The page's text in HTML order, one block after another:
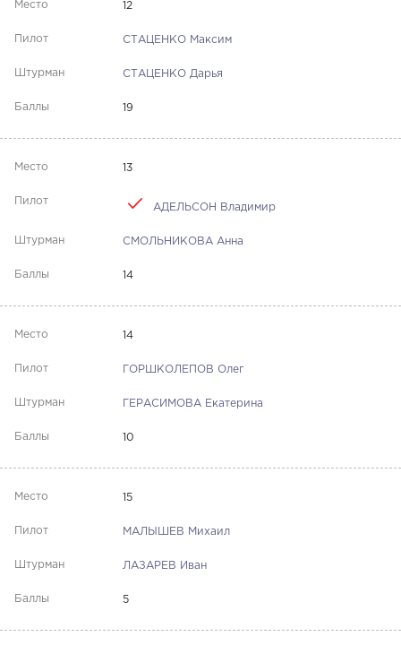
12
СТАЦЕНКО Максим
СТАЦЕНКО Дарья
19
13
АДЕЛЬСОН Владимир
СМОЛЬНИКОВА Анна
14
14
ГОРШКОЛЕПОВ Олег
ГЕРАСИМОВА Екатерина
10
15
МАЛЫШЕВ Михаил
ЛАЗАРЕВ Иван
5